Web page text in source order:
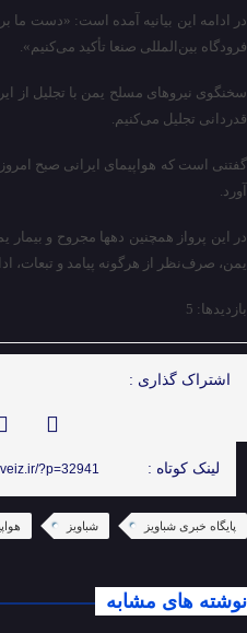
در ادامه این بیانیه آمده است: «دست
فرودگاه بین‌المللی صنعا تأکید می‌کنیم».
سخنگوی نیروهای مسلح یمن با تجلیل از
قدردانی تجلیل می‌کنیم.
گفتنی است که هواپیمای ایرانی صبح
آورد.
در این پرواز همچنین دهها مجروح و
یمن، صرف‌نظر از هرگونه پیامد و تبعات،
بازدیدها: 5
اشتراک گذاری :
لینک کوتاه : ?p=32941
پایگاه خبری شباویز شباویز
نوشته های مشابه